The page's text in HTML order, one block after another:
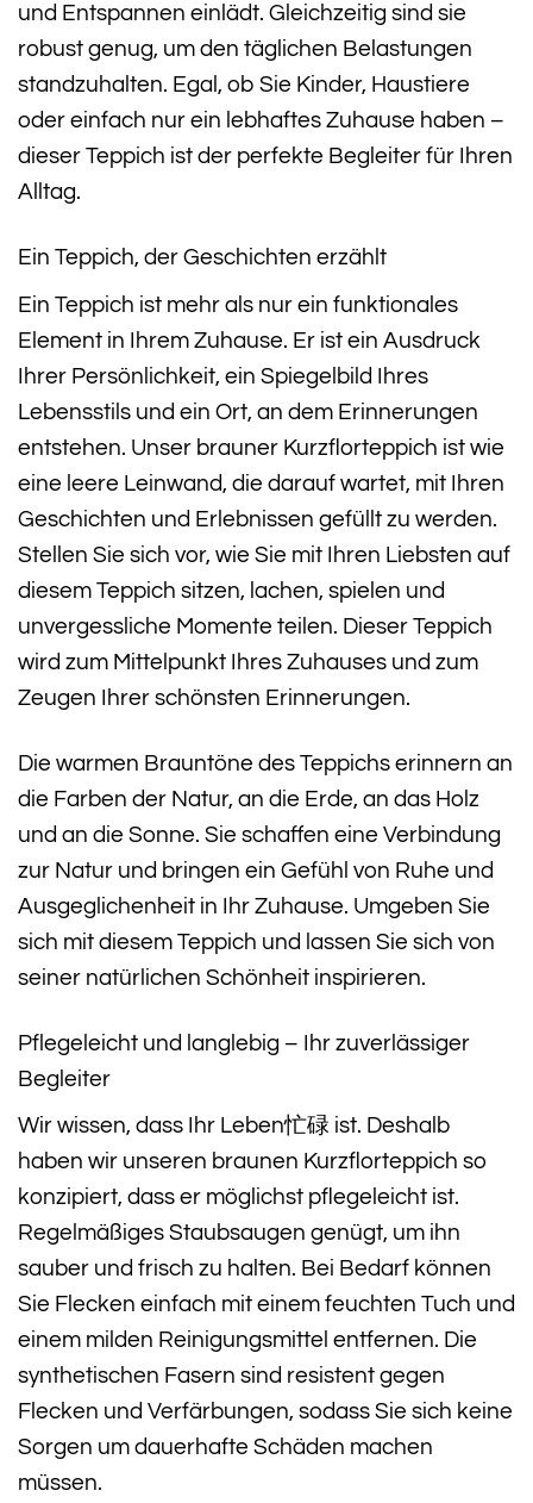
und Entspannen einlädt. Gleichzeitig sind sie
robust genug, um den täglichen Belastungen
standzuhalten. Egal, ob Sie Kinder, Haustiere
oder einfach nur ein lebhaftes Zuhause haben –
dieser Teppich ist der perfekte Begleiter für Ihren
Alltag.
Ein Teppich, der Geschichten erzählt
Ein Teppich ist mehr als nur ein funktionales
Element in Ihrem Zuhause. Er ist ein Ausdruck
Ihrer Persönlichkeit, ein Spiegelbild Ihres
Lebensstils und ein Ort, an dem Erinnerungen
entstehen. Unser brauner Kurzflorteppich ist wie
eine leere Leinwand, die darauf wartet, mit Ihren
Geschichten und Erlebnissen gefüllt zu werden.
Stellen Sie sich vor, wie Sie mit Ihren Liebsten auf
diesem Teppich sitzen, lachen, spielen und
unvergessliche Momente teilen. Dieser Teppich
wird zum Mittelpunkt Ihres Zuhauses und zum
Zeugen Ihrer schönsten Erinnerungen.
Die warmen Brauntöne des Teppichs erinnern an
die Farben der Natur, an die Erde, an das Holz
und an die Sonne. Sie schaffen eine Verbindung
zur Natur und bringen ein Gefühl von Ruhe und
Ausgeglichenheit in Ihr Zuhause. Umgeben Sie
sich mit diesem Teppich und lassen Sie sich von
seiner natürlichen Schönheit inspirieren.
Pflegeleicht und langlebig – Ihr zuverlässiger
Begleiter
Wir wissen, dass Ihr Leben忙碌 ist. Deshalb
haben wir unseren braunen Kurzflorteppich so
konzipiert, dass er möglichst pflegeleicht ist.
Regelmäßiges Staubsaugen genügt, um ihn
sauber und frisch zu halten. Bei Bedarf können
Sie Flecken einfach mit einem feuchten Tuch und
einem milden Reinigungsmittel entfernen. Die
synthetischen Fasern sind resistent gegen
Flecken und Verfärbungen, sodass Sie sich keine
Sorgen um dauerhafte Schäden machen
müssen.